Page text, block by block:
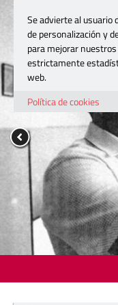
Se advierte al usuario
de personalización y
para mejorar
estrictamente
web.
Política de cookies